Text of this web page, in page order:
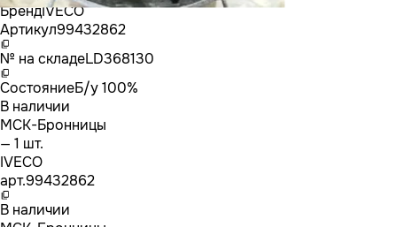
БрендIVECO
Артикул99432862
№ на складеLD368130
СостояниеБ/у 100%
В наличии
МСК-Бронницы
— 1 шт.
IVECO
арт.99432862
В наличии